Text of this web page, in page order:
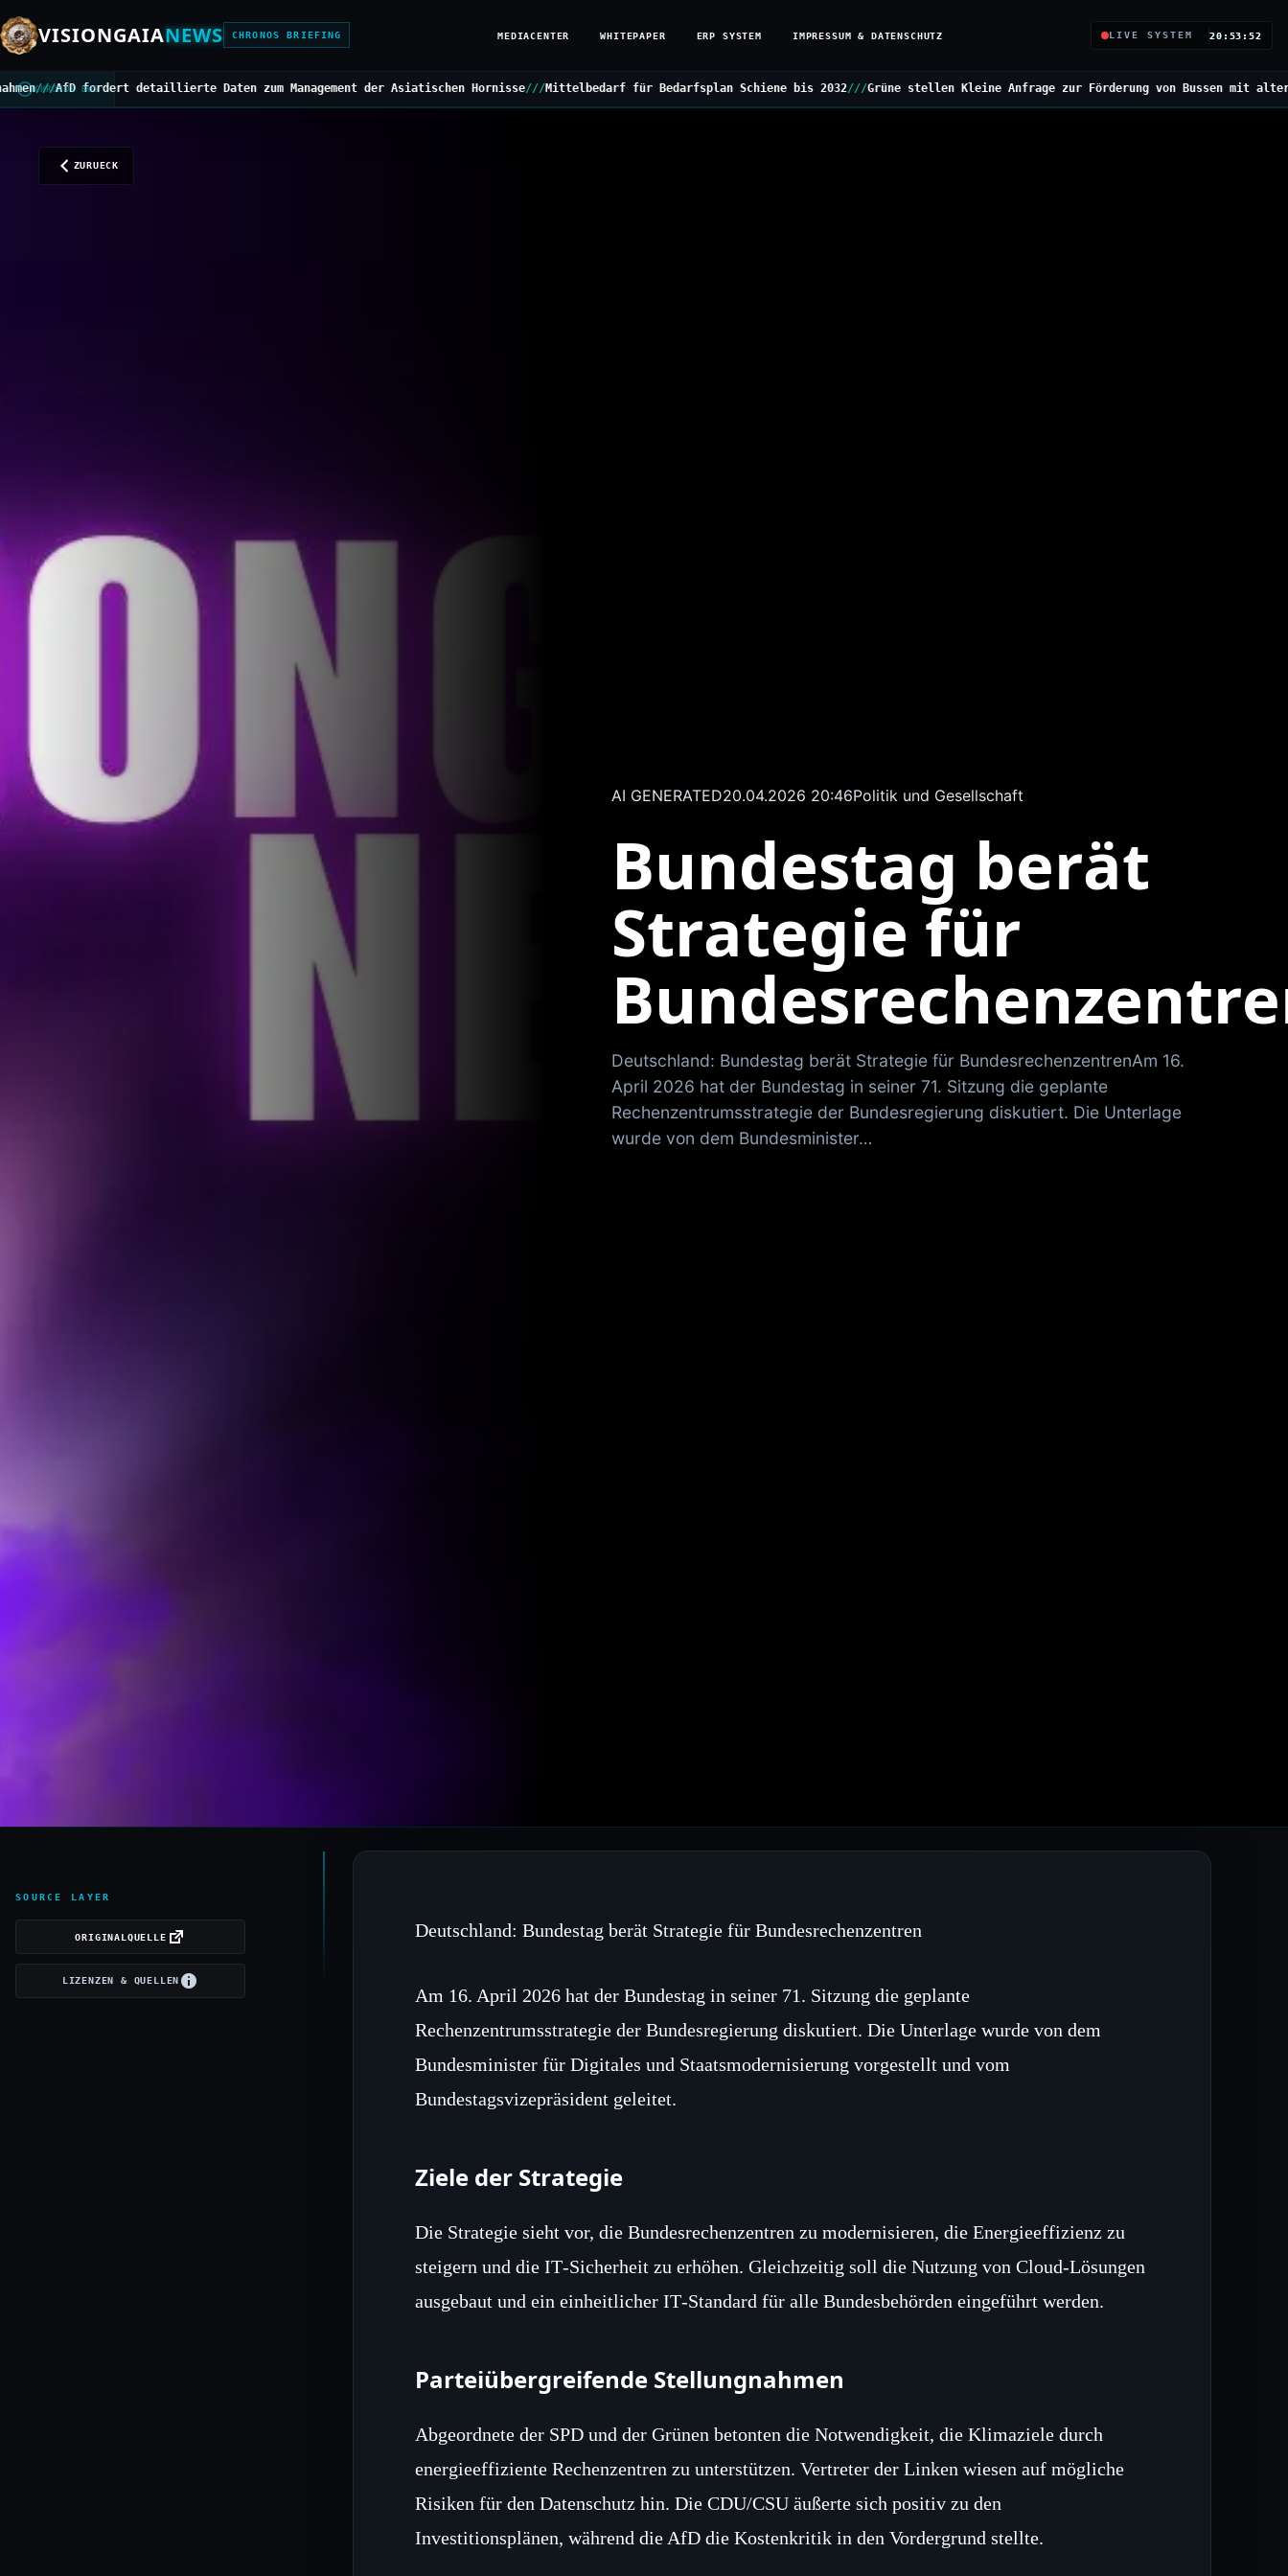
VISIONGAIANEWS CHRONOS BRIEFING MEDIACENTER WHITEPAPER ERP SYSTEM IMPRESSUM & DATENSCHUTZ LIVE SYSTEM 20:53:53
CHRONOS BUS
detaillierte Daten zum Management der Asiatischen Hornisse///Mittelbedarf für Bedarfsplan Schiene bis 2032///Grüne stellen Kleine Anfrage zur Förderung von Bussen mit alternativen Antrieben
ZURUECK
AI GENERATED20.04.2026 20:46Politik und Gesellschaft
Bundestag berät
Strategie für
Deutschland: Bundestag berät Strategie für BundesrechenzentrenAm 16.
April 2026 hat der Bundestag in seiner 71. Sitzung die geplante
Rechenzentrumsstrategie der Bundesregierung diskutiert. Die Unterlage
wurde von dem Bundesminister…
SOURCE LAYER
ORIGINALQUELLE
LIZENZEN & QUELLEN
Deutschland: Bundestag berät Strategie für Bundesrechenzentren
Am 16. April 2026 hat der Bundestag in seiner 71. Sitzung die geplante
Rechenzentrumsstrategie der Bundesregierung diskutiert. Die Unterlage wurde von dem
Bundesminister für Digitales und Staatsmodernisierung vorgestellt und vom
Bundestagsvizepräsident geleitet.
Ziele der Strategie
Die Strategie sieht vor, die Bundesrechenzentren zu modernisieren, die Energieeffizienz zu
steigern und die IT‑Sicherheit zu erhöhen. Gleichzeitig soll die Nutzung von Cloud‑Lösungen
ausgebaut und ein einheitlicher IT‑Standard für alle Bundesbehörden eingeführt werden.
Parteiübergreifende Stellungnahmen
Abgeordnete der SPD und der Grünen betonten die Notwendigkeit, die Klimaziele durch
energieeffiziente Rechenzentren zu unterstützen. Vertreter der Linken wiesen auf mögliche
Risiken für den Datenschutz hin. Die CDU/CSU äußerte sich positiv zu den
Investitionsplänen, während die AfD die Kostenkritik in den Vordergrund stellte.